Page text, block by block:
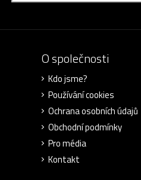
O společnosti
Kdo jsme?
Používání cookies
Ochrana osobních údajů
Obchodní podmínky
Pro média
Kontakt